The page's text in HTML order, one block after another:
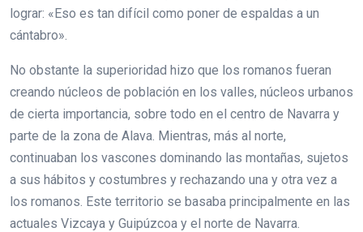
lograr: «Eso es tan difícil como poner de espaldas a un
cántabro».
No obstante la superioridad hizo que los romanos fueran
creando núcleos de población en los valles, núcleos urbanos
de cierta importancia, sobre todo en el centro de Navarra y
parte de la zona de Alava. Mientras, más al norte,
continuaban los vascones dominando las montañas, sujetos
a sus hábitos y costumbres y rechazando una y otra vez a
los romanos. Este territorio se basaba principalmente en las
actuales Vizcaya y Guipúzcoa y el norte de Navarra.